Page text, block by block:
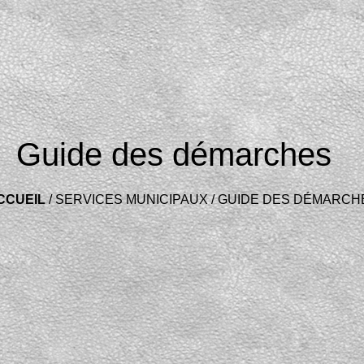
Guide des démarches
/SERVICES MUNICIPAUX/GUIDE DES